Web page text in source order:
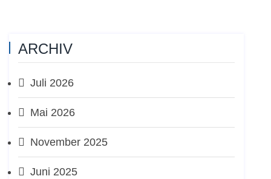
ARCHIV
Juli 2026
Mai 2026
November 2025
Juni 2025